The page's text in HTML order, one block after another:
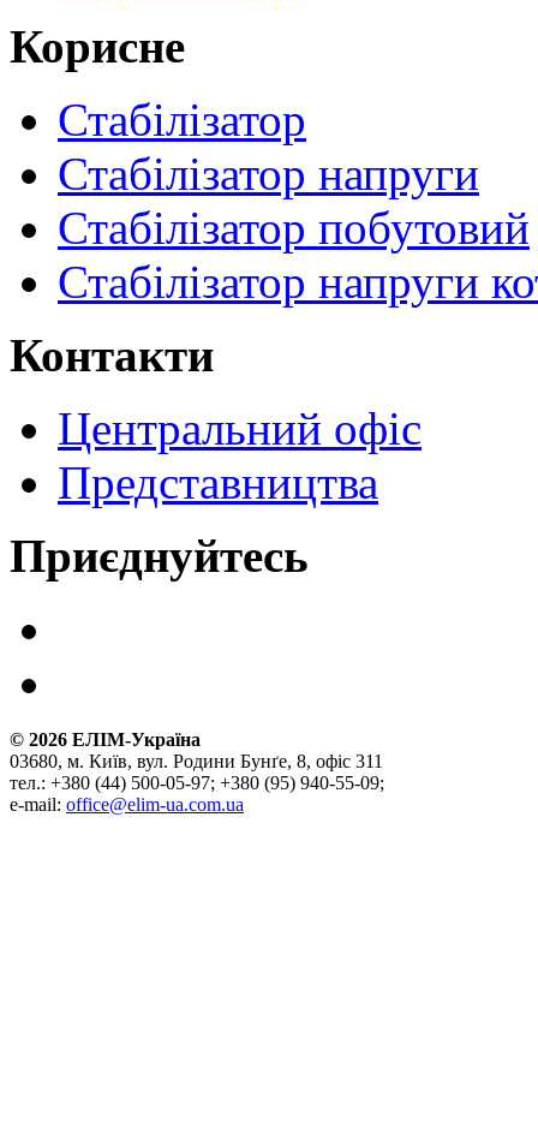
Корисне
Стабілізатор
Стабілізатор напруги
Стабілізатор побутовий
Стабілізатор напруги
Контакти
Центральний офіс
Представництва
Приєднуйтесь
© 2026 ЕЛІМ-Україна
03680, м. Київ, вул. Родини Бунґе, 8, офіс 311
тел.: +380 (44) 500-05-97; +380 (95) 940-55-09;
e-mail: office@elim-ua.com.ua